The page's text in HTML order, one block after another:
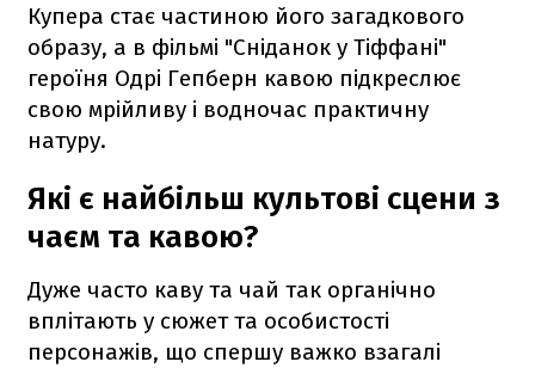
Купера стає частиною його загадкового
образу, а в фільмі "Сніданок у Тіффані"
героїня Одрі Гепберн кавою підкреслює
свою мрійливу і водночас практичну
натуру.
Які є найбільш культові сцени з
чаєм та кавою?
Дуже часто каву та чай так органічно
вплітають у сюжет та особистості
персонажів, що спершу важко взагалі